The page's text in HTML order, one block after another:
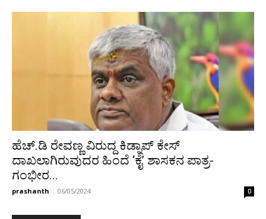
ಹೆಚ್.ಡಿ ರೇವಣ್ಣ ವಿರುದ್ದ ಕಿಡ್ನಾಪ್ ಕೇಸ್
ದಾಖಲಾಗಿರುವುದರ ಹಿಂದೆ ‘ಕೈ’ ಶಾಸಕನ ಪಾತ್ರ-
ಗಂಭೀರ...
prashanth - 06/05/2024 0